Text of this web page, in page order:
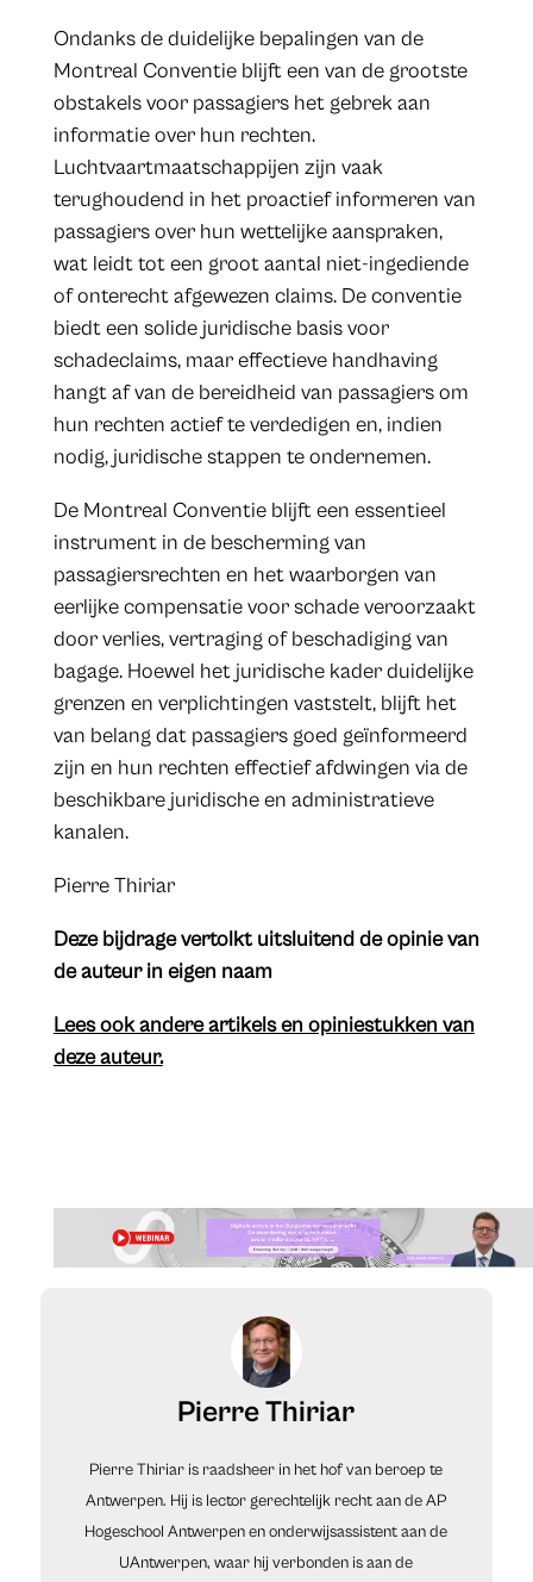
Ondanks de duidelijke bepalingen van de
Montreal Conventie blijft een van de grootste
obstakels voor passagiers het gebrek aan
informatie over hun rechten.
Luchtvaartmaatschappijen zijn vaak
terughoudend in het proactief informeren van
passagiers over hun wettelijke aanspraken,
wat leidt tot een groot aantal niet-ingediende
of onterecht afgewezen claims. De conventie
biedt een solide juridische basis voor
schadeclaims, maar effectieve handhaving
hangt af van de bereidheid van passagiers om
hun rechten actief te verdedigen en, indien
nodig, juridische stappen te ondernemen.
De Montreal Conventie blijft een essentieel
instrument in de bescherming van
passagiersrechten en het waarborgen van
eerlijke compensatie voor schade veroorzaakt
door verlies, vertraging of beschadiging van
bagage. Hoewel het juridische kader duidelijke
grenzen en verplichtingen vaststelt, blijft het
van belang dat passagiers goed geïnformeerd
zijn en hun rechten effectief afdwingen via de
beschikbare juridische en administratieve
kanalen.
Pierre Thiriar
Deze bijdrage vertolkt uitsluitend de opinie van
de auteur in eigen naam
Lees ook andere artikels en opiniestukken van
deze auteur.
Pierre Thiriar
Pierre Thiriar is raadsheer in het hof van beroep te
Antwerpen. Hij is lector gerechtelijk recht aan de AP
Hogeschool Antwerpen en onderwijsassistent aan de
UAntwerpen, waar hij verbonden is aan de